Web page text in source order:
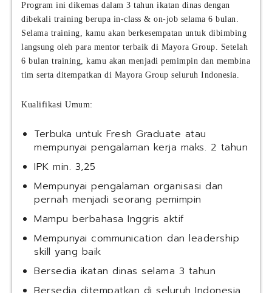
Program ini dikemas dalam 3 tahun ikatan dinas dengan
dibekali training berupa in-class & on-job selama 6 bulan.
Selama training, kamu akan berkesempatan untuk dibimbing
langsung oleh para mentor terbaik di Mayora Group. Setelah
6 bulan training, kamu akan menjadi pemimpin dan membina
tim serta ditempatkan di Mayora Group seluruh Indonesia.
Kualifikasi Umum:
Terbuka untuk Fresh Graduate atau
mempunyai pengalaman kerja maks. 2 tahun
IPK min. 3,25
Mempunyai pengalaman organisasi dan
pernah menjadi seorang pemimpin
Mampu berbahasa Inggris aktif
Mempunyai communication dan leadership
skill yang baik
Bersedia ikatan dinas selama 3 tahun